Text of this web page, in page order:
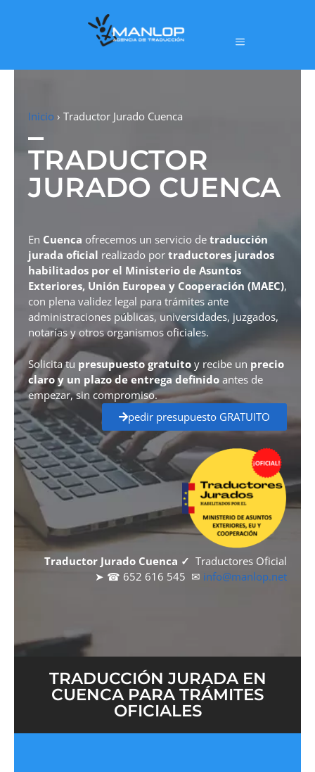
Inicio › Traductor Jurado Cuenca
TRADUCTOR
JURADO CUENCA
En Cuenca ofrecemos un servicio de traducción
jurada oficial realizado por traductores jurados
habilitados por el Ministerio de Asuntos
Exteriores, Unión Europea y Cooperación (MAEC),
con plena validez legal para trámites ante
administraciones públicas, universidades, juzgados,
notarías y otros organismos oficiales.
Solicita tu presupuesto gratuito y recibe un precio
claro y un plazo de entrega definido antes de
empezar, sin compromiso.
pedir presupuesto GRATUITO
Traductor Jurado Cuenca ✓ Traductores Oficial
➤ ☎ 652 616 545 ✉ info@manlop.net
TRADUCCIÓN JURADA EN
CUENCA PARA TRÁMITES
OFICIALES